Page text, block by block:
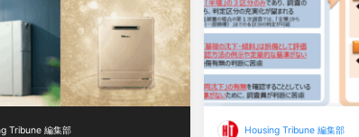
Tribune 編集部 Housing Tribune 編集部